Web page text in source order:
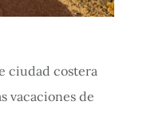
ciudad costera
vacaciones de